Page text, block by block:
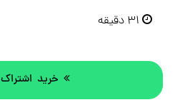
خرید اشتراک